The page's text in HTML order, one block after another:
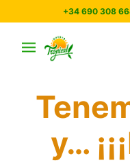
+34 690 308
y…